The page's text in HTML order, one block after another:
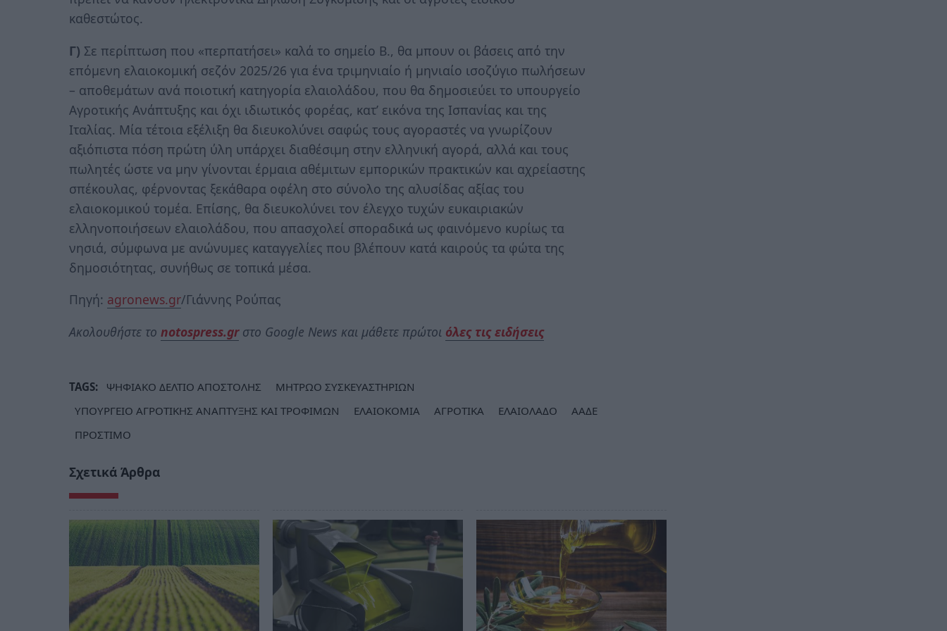
καθεστώτος.
Γ) Σε περίπτωση που «περπατήσει» καλά το σηµείο Β., θα µπουν οι βάσεις από την
επόµενη ελαιοκοµική σεζόν 2025/26 για ένα τριµηνιαίο ή µηνιαίο ισοζύγιο πωλήσεων
– αποθεµάτων ανά ποιοτική κατηγορία ελαιολάδου, που θα δηµοσιεύει το υπουργείο
Αγροτικής Ανάπτυξης και όχι ιδιωτικός φορέας, κατ’ εικόνα της Ισπανίας και της
Ιταλίας. Μία τέτοια εξέλιξη θα διευκολύνει σαφώς τους αγοραστές να γνωρίζουν
αξιόπιστα πόση πρώτη ύλη υπάρχει διαθέσιµη στην ελληνική αγορά, αλλά και τους
πωλητές ώστε να µην γίνονται έρµαια αθέµιτων εµπορικών πρακτικών και αχρείαστης
σπέκουλας, φέρνοντας ξεκάθαρα οφέλη στο σύνολο της αλυσίδας αξίας του
ελαιοκοµικού τοµέα. Επίσης, θα διευκολύνει τον έλεγχο τυχών ευκαιριακών
ελληνοποιήσεων ελαιολάδου, που απασχολεί σποραδικά ως φαινόµενο κυρίως τα
νησιά, σύµφωνα µε ανώνυµες καταγγελίες που βλέπουν κατά καιρούς τα φώτα της
δηµοσιότητας, συνήθως σε τοπικά µέσα.
Πηγή: agronews.gr/Γιάννης Ρούπας
Ακολουθήστε το notospress.grστο Google News και μάθετε πρώτοι όλες τις ειδήσεις
TAGS: ΨΗΦΙΑΚΟ ΔΕΛΤΙΟ ΑΠΟΣΤΟΛΗΣ
ΜΗΤΡΩΟ ΣΥΣΚΕΥΑΣΤΗΡΙΩΝ
ΥΠΟΥΡΓΕΙΟ ΑΓΡΟΤΙΚΗΣ ΑΝΑΠΤΥΞΗΣ ΚΑΙ ΤΡΟΦΙΜΩΝ
ΕΛΑΙΟΚΟΜΙΑ ΑΓΡΟΤΙΚΑ ΕΛΑΙΟΛΑΔΟ
ΑΑΔΕ
ΠΡΟΣΤΙΜΟ
Σχετικά Άρθρα